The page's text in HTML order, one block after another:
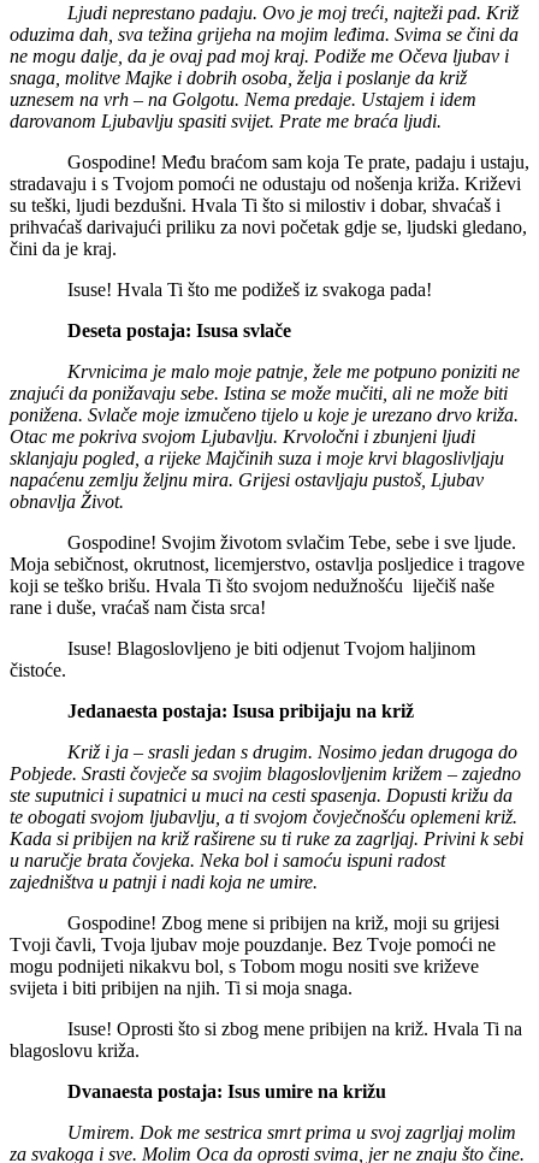
Ljudi neprestano padaju. Ovo je moj treći, najteži pad. Križ
oduzima dah, sva težina grijeha na mojim leđima. Svima se čini da
ne mogu dalje, da je ovaj pad moj kraj. Podiže me Očeva ljubav i
snaga, molitve Majke i dobrih osoba, želja i poslanje da križ
uznesem na vrh – na Golgotu. Nema predaje. Ustajem i idem
darovanom Ljubavlju spasiti svijet. Prate me braća ljudi.
Gospodine! Među braćom sam koja Te prate, padaju i ustaju,
stradavaju i s Tvojom pomoći ne odustaju od nošenja križa. Križevi
su teški, ljudi bezdušni. Hvala Ti što si milostiv i dobar, shvaćaš i
prihvaćaš darivajući priliku za novi početak gdje se, ljudski gledano,
čini da je kraj.
Isuse! Hvala Ti što me podižeš iz svakoga pada!
Deseta postaja: Isusa svlače
Krvnicima je malo moje patnje, žele me potpuno poniziti ne
znajući da ponižavaju sebe. Istina se može mučiti, ali ne može biti
ponižena. Svlače moje izmučeno tijelo u koje je urezano drvo križa.
Otac me pokriva svojom Ljubavlju. Krvoločni i zbunjeni ljudi
sklanjaju pogled, a rijeke Majčinih suza i moje krvi blagoslivljaju
napaćenu zemlju željnu mira. Grijesi ostavljaju pustoš, Ljubav
obnavlja Život.
Gospodine! Svojim životom svlačim Tebe, sebe i sve ljude.
Moja sebičnost, okrutnost, licemjerstvo, ostavlja posljedice i tragove
koji se teško brišu. Hvala Ti što svojom nedužnošću liječiš naše
rane i duše, vraćaš nam čista srca!
Isuse! Blagoslovljeno je biti odjenut Tvojom haljinom
čistoće.
Jedanaesta postaja: Isusa pribijaju na križ
Križ i ja – srasli jedan s drugim. Nosimo jedan drugoga do
Pobjede. Srasti čovječe sa svojim blagoslovljenim križem – zajedno
ste suputnici i supatnici u muci na cesti spasenja. Dopusti križu da
te obogati svojom ljubavlju, a ti svojom čovječnošću oplemeni križ.
Kada si pribijen na križ raširene su ti ruke za zagrljaj. Privini k sebi
u naručje brata čovjeka. Neka bol i samoću ispuni radost
zajedništva u patnji i nadi koja ne umire.
Gospodine! Zbog mene si pribijen na križ, moji su grijesi
Tvoji čavli, Tvoja ljubav moje pouzdanje. Bez Tvoje pomoći ne
mogu podnijeti nikakvu bol, s Tobom mogu nositi sve križeve
svijeta i biti pribijen na njih. Ti si moja snaga.
Isuse! Oprosti što si zbog mene pribijen na križ. Hvala Ti na
blagoslovu križa.
Dvanaesta postaja: Isus umire na križu
Umirem. Dok me sestrica smrt prima u svoj zagrljaj molim
za svakoga i sve. Molim Oca da oprosti svima, jer ne znaju što čine.